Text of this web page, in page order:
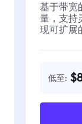
基于带宽
量，支持
现可扩展
低至: